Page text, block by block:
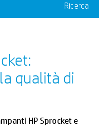
Ricerca
qualità di
HP Sprocket e